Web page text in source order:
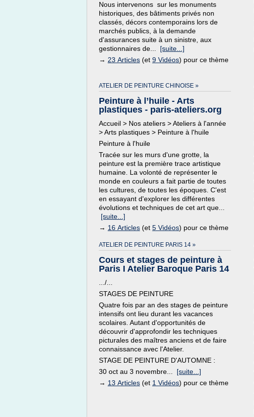
Nous intervenons sur les monuments
historiques, des bâtiments privés non
classés, décors contemporains lors de
marchés publics, à la demande
d'assurances suite à un sinistre, aux
gestionnaires de... [suite...]
→ 23 Articles (et 9 Vidéos) pour ce thème
ATELIER DE PEINTURE CHINOISE »
Peinture à l’huile - Arts
plastiques - paris-ateliers.org
Accueil > Nos ateliers > Ateliers à l'année
> Arts plastiques > Peinture à l'huile
Peinture à l'huile
Tracée sur les murs d'une grotte, la
peinture est la première trace artistique
humaine. La volonté de représenter le
monde en couleurs a fait partie de toutes
les cultures, de toutes les époques. C'est
en essayant d'explorer les différentes
évolutions et techniques de cet art que...
[suite...]
→ 16 Articles (et 5 Vidéos) pour ce thème
ATELIER DE PEINTURE PARIS 14 »
Cours et stages de peinture à
Paris I Atelier Baroque Paris 14
.../...
STAGES DE PEINTURE
Quatre fois par an des stages de peinture
intensifs ont lieu durant les vacances
scolaires. Autant d'opportunités de
découvrir d'approfondir les techniques
picturales des maîtres anciens et de faire
connaissance avec l'Atelier.
STAGE DE PEINTURE D'AUTOMNE :
30 oct au 3 novembre... [suite...]
→ 13 Articles (et 1 Vidéos) pour ce thème